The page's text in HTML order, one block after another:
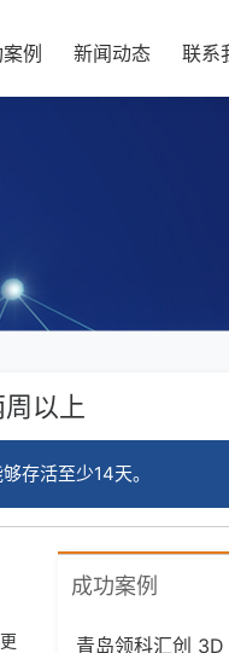
例 新闻动态 联系
以上
存活至少14天。
成功案例